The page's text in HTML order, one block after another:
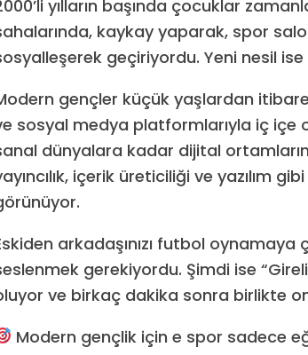
yılların başında çocuklar
kaykay yaparak, spor
geçiriyordu. Yeni nesil
gençler küçük yaşlardan
sosyal medya platformlarıyla iç içe
dünyalara kadar dijital
içerik üreticiliği ve yazılım
arkadaşınızı futbol
gerekiyordu. Şimdi ise
ve birkaç dakika sonra birlikte
Modern gençlik için e spor sadece